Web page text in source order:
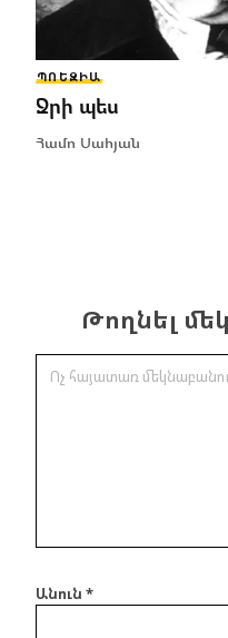
ՊՈԵԶԻԱ
Ջրի պես
Համո Սահյան
Թողնել
Անուն *